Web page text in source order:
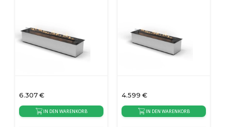
6.307 €
IN DEN WARENKORB
4.599 €
IN DEN WARENKORB